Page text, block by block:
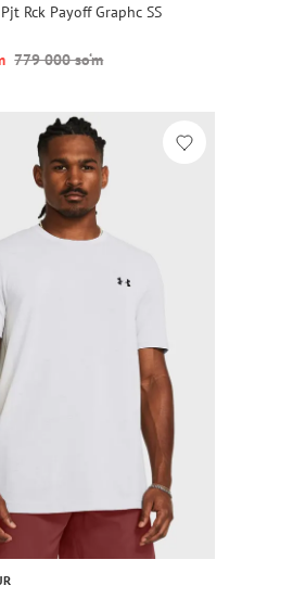
Rck Payoff Graphc SS
779 000 so‘m